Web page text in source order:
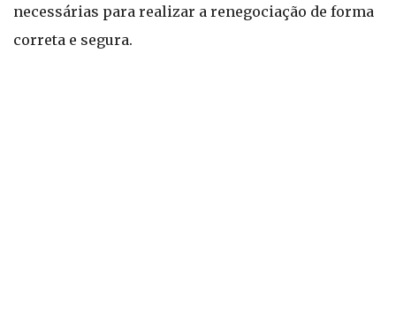
necessárias para realizar a renegociação de forma
correta e segura.